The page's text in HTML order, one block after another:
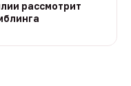
рассмотрит